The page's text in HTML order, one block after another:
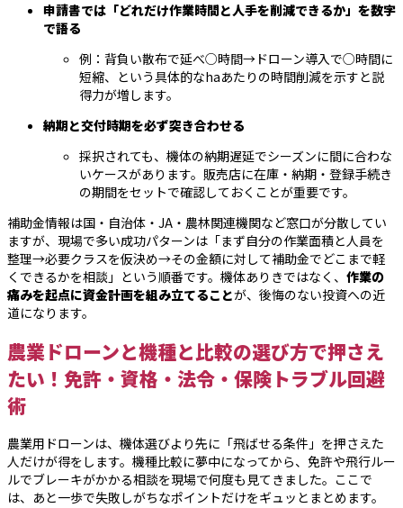
申請書では「どれだけ作業時間と人手を削減できるか」を数字
で語る
例：背負い散布で延べ○時間→ドローン導入で○時間に
短縮、という具体的なhaあたりの時間削減を示すと説
得力が増します。
納期と交付時期を必ず突き合わせる
採択されても、機体の納期遅延でシーズンに間に合わな
いケースがあります。販売店に在庫・納期・登録手続き
の期間をセットで確認しておくことが重要です。
補助金情報は国・自治体・JA・農林関連機関など窓口が分散してい
ますが、現場で多い成功パターンは「まず自分の作業面積と人員を
整理→必要クラスを仮決め→その金額に対して補助金でどこまで軽
くできるかを相談」という順番です。機体ありきではなく、 作業の
痛みを起点に資金計画を組み立てることが、後悔のない投資への近
道になります。
農業ドローンと機種と比較の選び方で押さえ
たい！免許・資格・法令・保険トラブル回避
術
農業用ドローンは、機体選びより先に「飛ばせる条件」を押さえた
人だけが得をします。機種比較に夢中になってから、免許や飛行ルー
ルでブレーキがかかる相談を現場で何度も見てきました。ここで
は、あと一歩で失敗しがちなポイントだけをギュッとまとめます。